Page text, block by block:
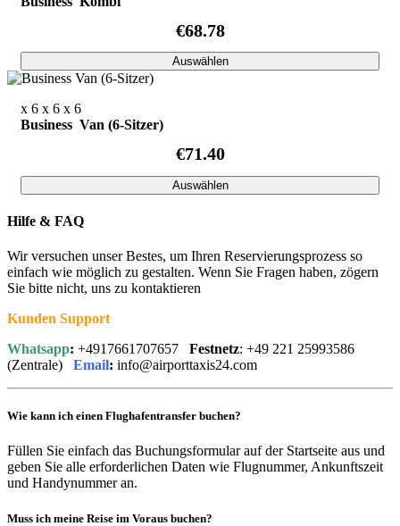
€68.78
Auswählen
x 6 x 6 x 6
Business Van (6-Sitzer)
€71.40
Auswählen
Hilfe & FAQ
Wir versuchen unser Bestes, um Ihren Reservierungsprozess so
einfach wie möglich zu gestalten. Wenn Sie Fragen haben, zögern
Sie bitte nicht, uns zu kontaktieren
Kunden Support
Whatsapp: +4917661707657 Festnetz: +49 221 25993586
(Zentrale) Email: info@airporttaxis24.com
Wie kann ich einen Flughafentransfer buchen?
Füllen Sie einfach das Buchungsformular auf der Startseite aus und
geben Sie alle erforderlichen Daten wie Flugnummer, Ankunftszeit
und Handynummer an.
Muss ich meine Reise im Voraus buchen?